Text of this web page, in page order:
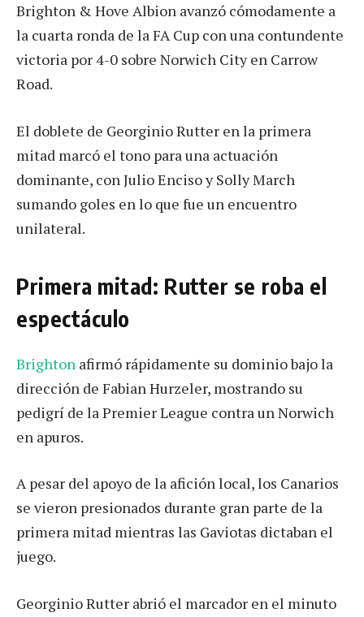
Brighton & Hove Albion avanzó cómodamente a
la cuarta ronda de la FA Cup con una contundente
victoria por 4-0 sobre Norwich City en Carrow
Road.
El doblete de Georginio Rutter en la primera
mitad marcó el tono para una actuación
dominante, con Julio Enciso y Solly March
sumando goles en lo que fue un encuentro
unilateral.
Primera mitad: Rutter se roba el
espectáculo
Brighton afirmó rápidamente su dominio bajo la
dirección de Fabian Hurzeler, mostrando su
pedigrí de la Premier League contra un Norwich
en apuros.
A pesar del apoyo de la afición local, los Canarios
se vieron presionados durante gran parte de la
primera mitad mientras las Gaviotas dictaban el
juego.
Georginio Rutter abrió el marcador en el minuto